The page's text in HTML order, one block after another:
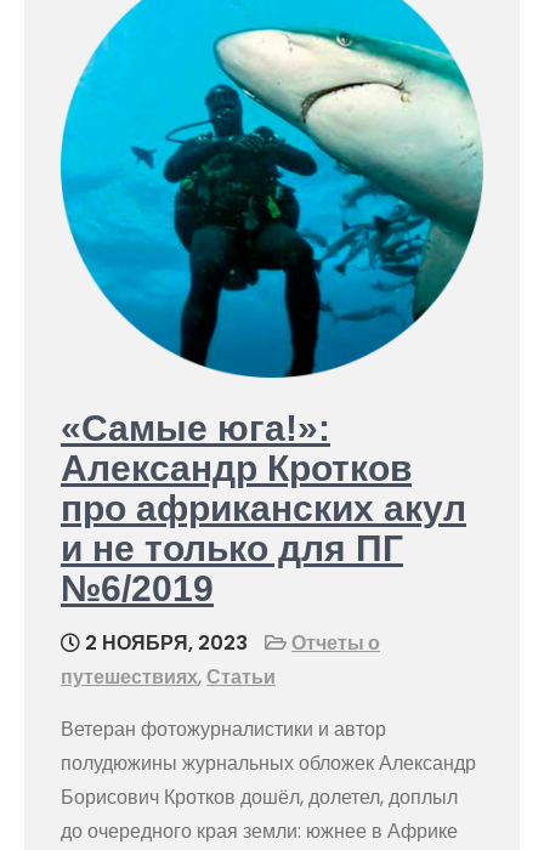
«Самые юга!»:
Александр Кротков
про африканских акул
и не только для ПГ
№6/2019
2 НОЯБРЯ, 2023
Отчеты о
путешествиях,Статьи
Ветеран фотожурналистики и автор
полудюжины журнальных обложек Александр
Борисович Кротков дошёл, долетел, доплыл
до очередного края земли: южнее в Африке